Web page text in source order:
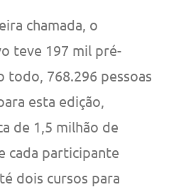
chamada, o
teve 197 mil pré-
todo, 768.296 pessoas
esta edição,
de 1,5 milhão de
cada participante
dois cursos para